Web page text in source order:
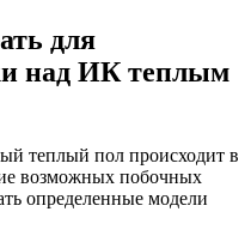
для
над ИК теплым
теплый пол происходит в
возможных побочных
определенные модели